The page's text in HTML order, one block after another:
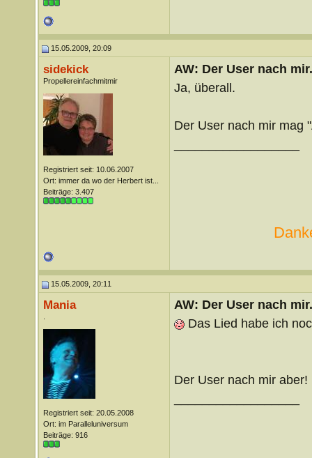
15.05.2009, 20:09
sidekick
Propellereinfachmitmir
Registriert seit: 10.06.2007
Ort: immer da wo der Herbert ist...
Beiträge: 3.407
AW: Der User nach
Ja, überall.
Der User nach mir mag
15.05.2009, 20:11
Mania
Registriert seit: 20.05.2008
Ort: im Paralleluniversum
Beiträge: 916
AW: Der User nach
Das Lied habe ich
Der User nach mir aber!